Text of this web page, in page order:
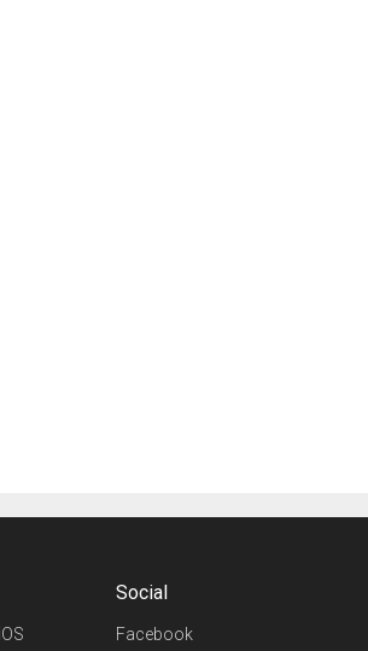
Social
Facebook